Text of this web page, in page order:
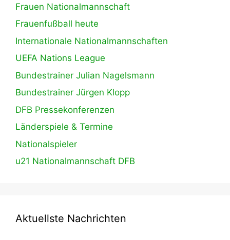
Frauen Nationalmannschaft
Frauenfußball heute
Internationale Nationalmannschaften
UEFA Nations League
Bundestrainer Julian Nagelsmann
Bundestrainer Jürgen Klopp
DFB Pressekonferenzen
Länderspiele & Termine
Nationalspieler
u21 Nationalmannschaft DFB
Aktuellste Nachrichten